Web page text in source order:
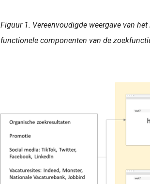
Figuur 1. Vereenvoudigde weergave van
functionele componenten van de